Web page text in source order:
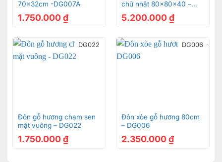
70x32cm -DG007A
1.750.000 ₫
chữ nhật 80x80x40 –
5.200.000 ₫
DG022
Đôn gỗ hương chạm sen
mặt vuông – DG022
1.750.000 ₫
DG006
Đôn xòe gỗ hương 80cm
– DG006
2.350.000 ₫